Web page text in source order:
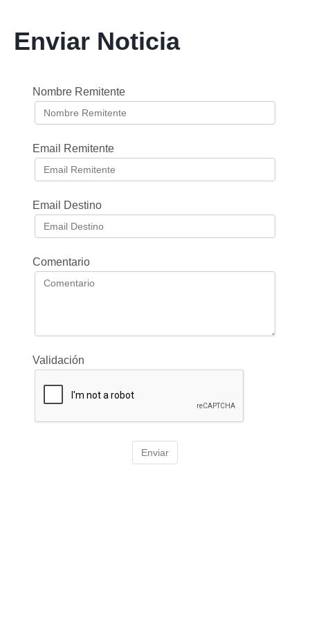
Enviar Noticia
Nombre Remitente
Email Remitente
Email Destino
Comentario
Validación